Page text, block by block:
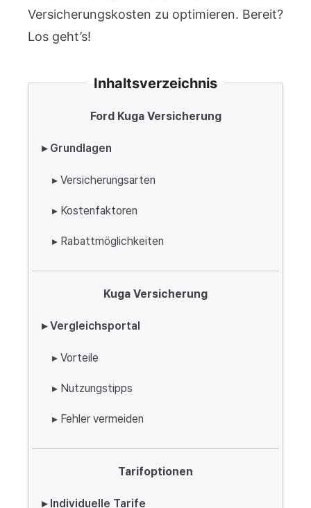
Versicherungskosten zu optimieren. Bereit?
Los geht’s!
Inhaltsverzeichnis
Ford Kuga Versicherung
▸ Grundlagen
▸ Versicherungsarten
▸ Kostenfaktoren
▸ Rabattmöglichkeiten
Kuga Versicherung
▸ Vergleichsportal
▸ Vorteile
▸ Nutzungstipps
▸ Fehler vermeiden
Tarifoptionen
▸ Individuelle Tarife